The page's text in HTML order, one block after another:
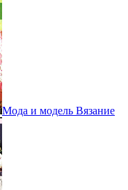
Мода и модель Вязание